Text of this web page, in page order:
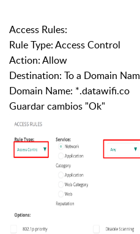
Access Rules:
Rule Type: Access Control
Action: Allow
Destination: To a Domain
Domain Name: *.datawifi.co
Guardar cambios "Ok"